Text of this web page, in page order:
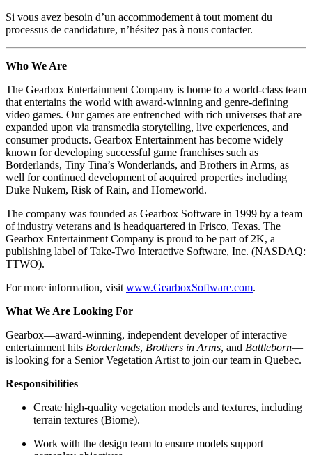
Si vous avez besoin d’un accommodement à tout moment du
processus de candidature, n’hésitez pas à nous contacter.
Who We Are
The Gearbox Entertainment Company is home to a world-class team
that entertains the world with award-winning and genre-defining
video games. Our games are entrenched with rich universes that are
expanded upon via transmedia storytelling, live experiences, and
consumer products. Gearbox Entertainment has become widely
known for developing successful game franchises such as
Borderlands, Tiny Tina’s Wonderlands, and Brothers in Arms, as
well for continued development of acquired properties including
Duke Nukem, Risk of Rain, and Homeworld.
The company was founded as Gearbox Software in 1999 by a team
of industry veterans and is headquartered in Frisco, Texas. The
Gearbox Entertainment Company is proud to be part of 2K, a
publishing label of Take-Two Interactive Software, Inc. (NASDAQ:
TTWO).
For more information, visit www.GearboxSoftware.com.
What We Are Looking For
Gearbox—award-winning, independent developer of interactive
entertainment hits Borderlands, Brothers in Arms, and Battleborn—
is looking for a Senior Vegetation Artist to join our team in Quebec.
Responsibilities
Create high-quality vegetation models and textures, including
terrain textures (Biome).
Work with the design team to ensure models support